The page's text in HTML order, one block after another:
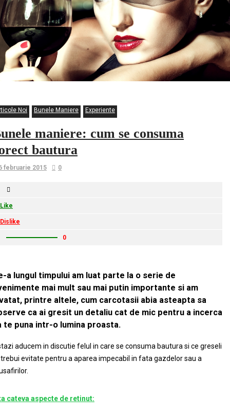
Noi Bunele Maniere Experiente
maniere: cum se consuma
bautura
februarie 2015 0
Like
Dislike
0
a lungul timpului am luat parte la o serie de
mai mult sau mai putin importante si am
printre altele, cum carcotasii abia asteapta sa
ca ai gresit un detaliu cat de mic pentru a incerca
te puna intr-o lumina proasta.
aducem in discutie felul in care se consuma bautura si ce greseli
evitate pentru a aparea impecabil in fata gazdelor sau a
cateva aspecte de retinut: